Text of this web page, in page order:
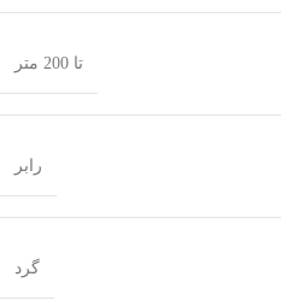
تا 200 متر
رابر
گرد